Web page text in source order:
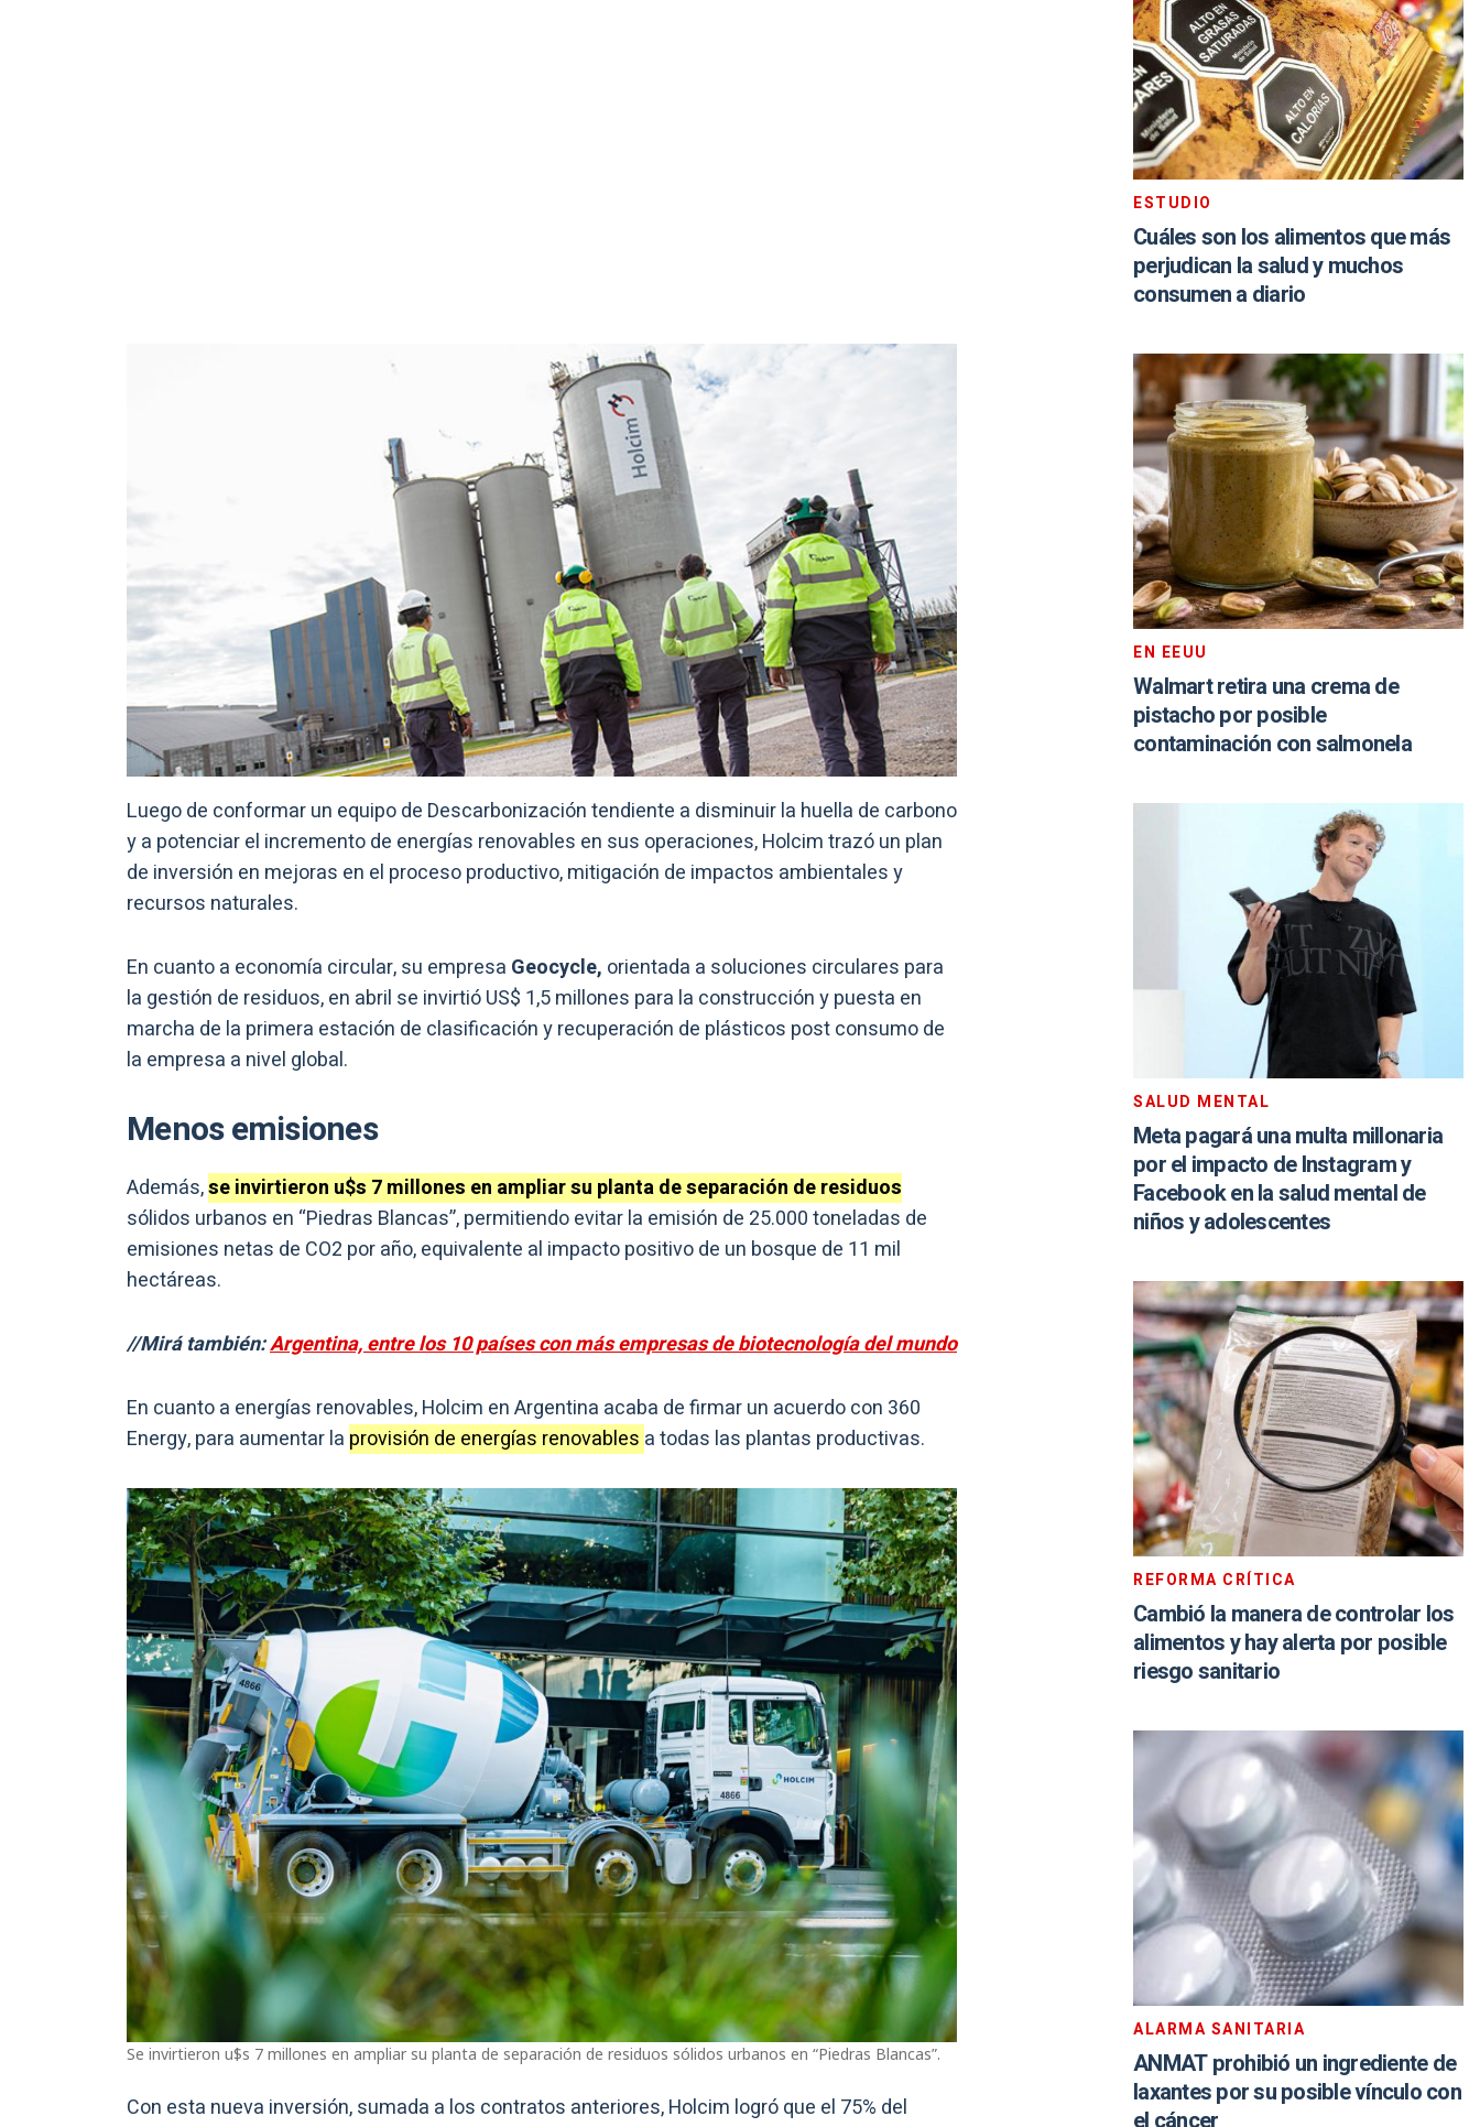
Luego de conformar un equipo de Descarbonización tendiente a disminuir la huella de carbono
y a potenciar el incremento de energías renovables en sus operaciones, Holcim trazó un plan
de inversión en mejoras en el proceso productivo, mitigación de impactos ambientales y
recursos naturales.
En cuanto a economía circular, su empresa Geocycle, orientada a soluciones circulares para
la gestión de residuos, en abril se invirtió US$ 1,5 millones para la construcción y puesta en
marcha de la primera estación de clasificación y recuperación de plásticos post consumo de
la empresa a nivel global.
Menos emisiones
Además,se invirtieron u$s 7 millones en ampliar su planta de separación de residuos
sólidos urbanos en “Piedras Blancas”, permitiendo evitar la emisión de 25.000 toneladas de
emisiones netas de CO2 por año, equivalente al impacto positivo de un bosque de 11 mil
hectáreas.
//Mirá también:Argentina, entre los 10 países con más empresas de biotecnología del mundo
En cuanto a energías renovables, Holcim en Argentina acaba de firmar un acuerdo con 360
Energy, para aumentar la provisión de energías renovables a todas las plantas productivas.
Se invirtieron u$s 7 millones en ampliar su planta de separación de residuos sólidos urbanos en “Piedras Blancas”.
Con esta nueva inversión, sumada a los contratos anteriores, Holcim logró que el 75% del
ESTUDIO
Cuáles son los alimentos que más
perjudican la salud y muchos
consumen a diario
EN EEUU
Walmart retira una crema de
pistacho por posible
contaminación con salmonela
SALUD MENTAL
Meta pagará una multa millonaria
por el impacto de Instagram y
Facebook en la salud mental de
niños y adolescentes
REFORMA CRÍTICA
Cambió la manera de controlar los
alimentos y hay alerta por posible
riesgo sanitario
ALARMA SANITARIA
ANMAT prohibió un ingrediente de
laxantes por su posible vínculo con